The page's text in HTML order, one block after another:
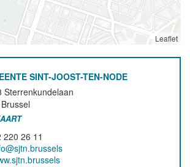
Leaflet
SINT-JOOST-TEN-NODE
Sterrenkundelaan
Brussel
220 26 11